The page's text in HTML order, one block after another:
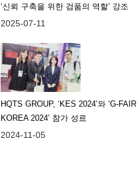
‘신뢰 구축을 위한 검품의 역할’ 강조
2025-07-11
HQTS GROUP, ‘KES 2024’와 ‘G-FAIR
KOREA 2024’ 참가 성료
2024-11-05